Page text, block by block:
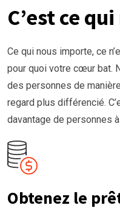
C’est ce
Ce qui nous importe, ce
pour quoi votre cœur bat.
des personnes de
regard plus différencié.
davantage de personnes
Obtenez le